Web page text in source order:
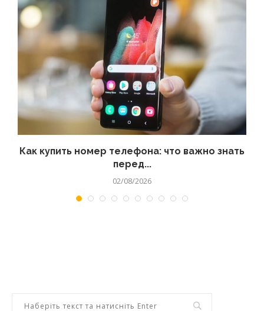
Как купить номер телефона: что важно знать
перед...
02/08/2026